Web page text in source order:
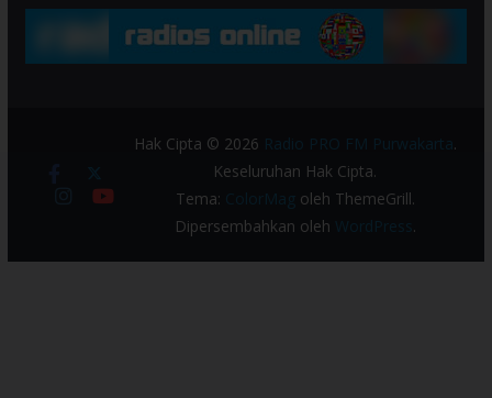
Hak Cipta © 2026 Radio PRO FM Purwakarta.
Keseluruhan Hak Cipta.
Tema: ColorMagoleh ThemeGrill.
Dipersembahkan oleh WordPress .